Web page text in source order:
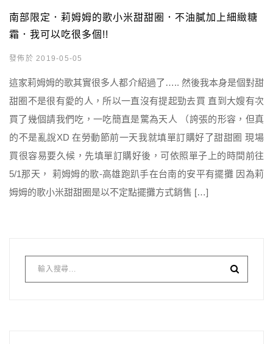
南部限定．莉姆姆的歌小米甜甜圈．不油膩加上細緻糖
霜．我可以吃很多個!!
發佈於 2019-05-05
這家莉姆姆的歌其實很多人都介紹過了….. 然後我本身是個對甜
甜圈不是很有愛的人，所以一直沒有提起勁去買 直到大嫂有次
買了幾個請我們吃，一吃簡直是驚為天人 （誇張的形容，但真
的不是亂說XD 在勞動節前一天我就填單訂購好了甜甜圈 現場
買很容易要久候，先填單訂購好後，可依照單子上的時間前往
5/1那天， 莉姆姆的歌-高雄跑趴手在台南的安平有擺攤 因為莉
姆姆的歌小米甜甜圈是以不定點擺攤方式銷售 […]